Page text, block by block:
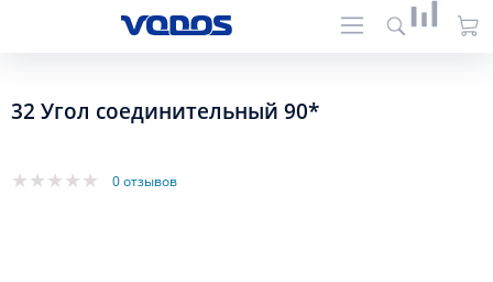
32 Угол соединительный 90*
0 отзывов